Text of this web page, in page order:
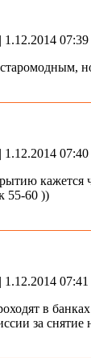
| 1.12.2014 07:39
| 1.12.2014 07:40
кажется
55-60 ))
| 1.12.2014 07:41
в
за снятие